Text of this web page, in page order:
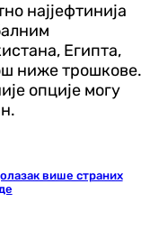
најјефтинија
Египта,
ниже трошкове.
опције могу
више страних